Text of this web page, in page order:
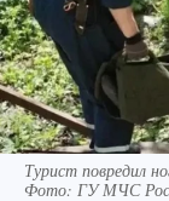
Турист повредил
Фото: ГУ МЧС